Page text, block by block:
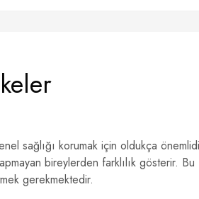
sağlığı korumak için oldukça
bireylerden farklılık gösterir. Bu
gerekmektedir.